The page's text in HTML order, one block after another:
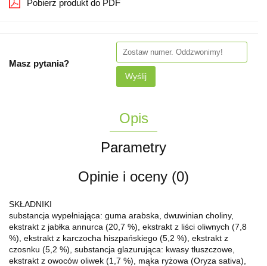
Pobierz produkt do PDF
Masz pytania?
Wyślij
Opis
Parametry
Opinie i oceny (0)
SKŁADNIKI
substancja wypełniająca: guma arabska, dwuwinian choliny,
ekstrakt z jabłka annurca (20,7 %), ekstrakt z liści oliwnych (7,8
%), ekstrakt z karczocha hiszpańskiego (5,2 %), ekstrakt z
czosnku (5,2 %), substancja glazurująca: kwasy tłuszczowe,
ekstrakt z owoców oliwek (1,7 %), mąka ryżowa (Oryza sativa),